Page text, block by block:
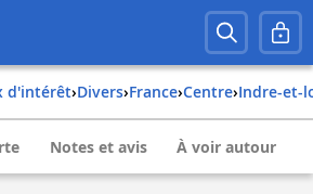
d'intérêt› Divers› france› centre› indre-et-
Notes et avis À voir autour